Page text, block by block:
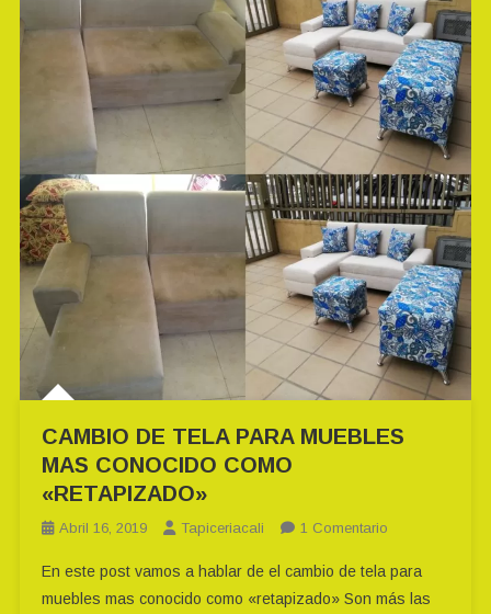
CAMBIO DE TELA PARA MUEBLES
MAS CONOCIDO COMO
«RETAPIZADO»
Abril 16, 2019 Tapiceriacali 1 ComentarioEn
DE
TELA
En este post vamos a hablar de el cambio de tela para
muebles mas conocido como «retapizado» Son más las